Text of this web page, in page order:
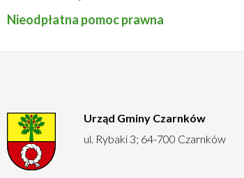
Nieodpłatna pomoc prawna
Urząd Gminy Czarnków
ul. Rybaki 3; 64-700 Czarnków